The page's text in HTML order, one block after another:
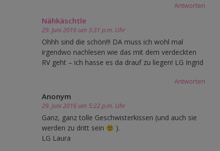
Antworten
Nähkäschtle
29. Juni 2016 um 3:31 p.m. Uhr
Ohhh sind die schön!!! DA muss ich wohl mal
irgendwo nachlesen wie das mit dem verdeckten
RV geht – ich hasse es da drauf zu liegen! LG Ingrid
Antworten
Anonym
29. Juni 2016 um 5:22 p.m. Uhr
Ganz, ganz tolle Geschwisterkissen (und auch sie
werden zu dritt sein
).
LG Laura